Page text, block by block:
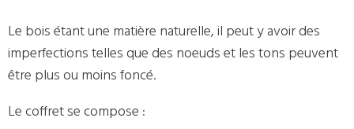
Le bois étant une matière naturelle, il peut y avoir des
imperfections telles que des noeuds et les tons peuvent
être plus ou moins foncé.
Le coffret se compose :